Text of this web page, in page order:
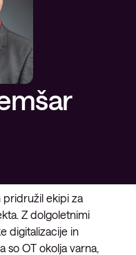
pridružil ekipi za
Z dolgoletnimi
digitalizacije in
so OT okolja varna,